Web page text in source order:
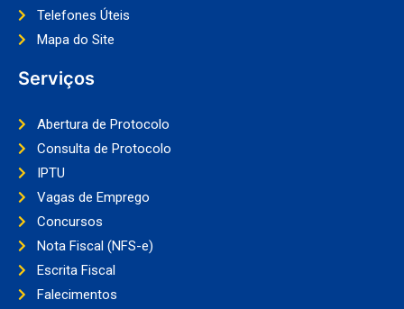
Telefones Úteis
Mapa do Site
Serviços
Abertura de Protocolo
Consulta de Protocolo
IPTU
Vagas de Emprego
Concursos
Nota Fiscal (NFS-e)
Escrita Fiscal
Falecimentos